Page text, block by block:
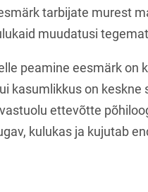
tarbijate murest
muudatusi
peamine eesmärk on
kasumlikkus on keskne
ettevõtte
kulukas ja kujutab